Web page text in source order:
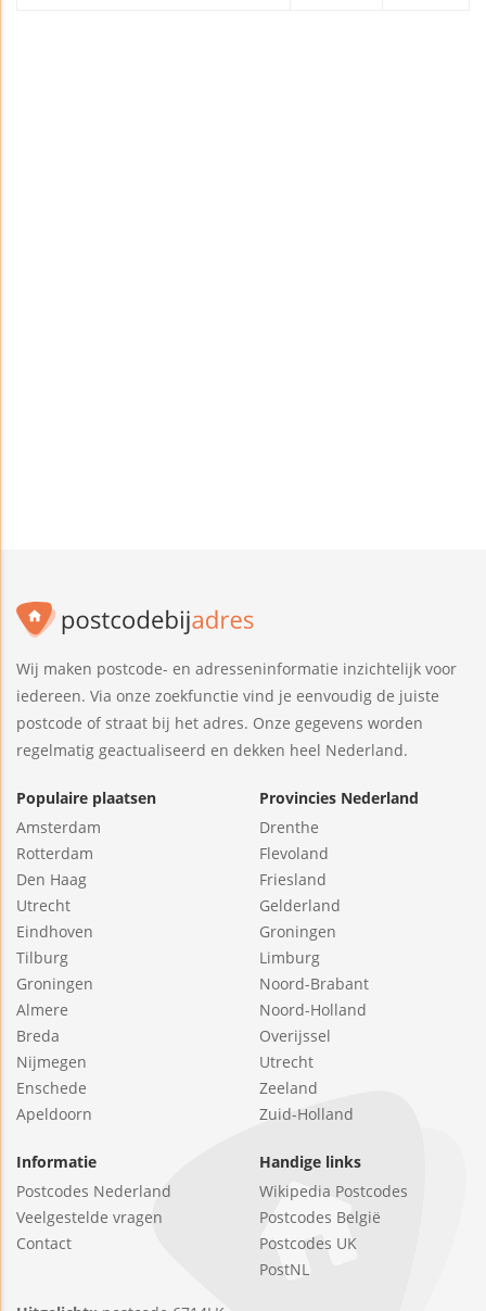
Wij maken postcode- en adresseninformatie inzichtelijk voor
iedereen. Via onze zoekfunctie vind je eenvoudig de juiste
postcode of straat bij het adres. Onze gegevens worden
regelmatig geactualiseerd en dekken heel Nederland.
Populaire plaatsen
Amsterdam
Rotterdam
Den Haag
Utrecht
Eindhoven
Tilburg
Groningen
Almere
Breda
Nijmegen
Enschede
Apeldoorn
Provincies Nederland
Drenthe
Flevoland
Friesland
Gelderland
Groningen
Limburg
Noord-Brabant
Noord-Holland
Overijssel
Utrecht
Zeeland
Zuid-Holland
Informatie
Postcodes Nederland
Veelgestelde vragen
Contact
Handige links
Wikipedia Postcodes
Postcodes België
Postcodes UK
PostNL